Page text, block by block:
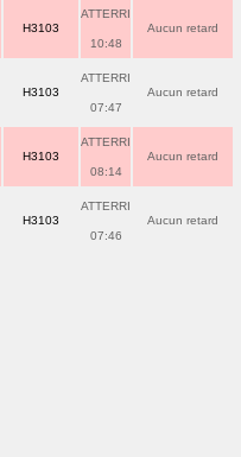
H3103
ATTERRI
10:48
Aucun retard
H3103
ATTERRI
07:47
Aucun retard
H3103
ATTERRI
08:14
Aucun retard
H3103
ATTERRI
07:46
Aucun retard